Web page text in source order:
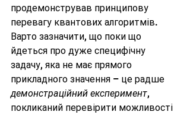
продемонстрував принципову
перевагу квантових алгоритмів.
Варто зазначити, що поки що
йдеться про дуже специфічну
задачу, яка не має прямого
прикладного значення – це радше
демонстраційний експеримент,
покликаний перевірити можливості